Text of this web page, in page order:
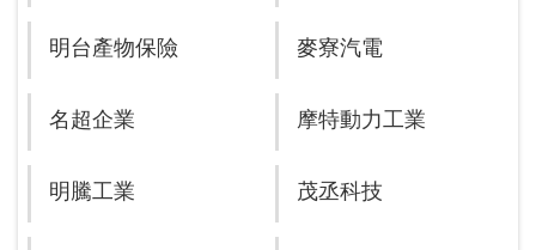
明台產物保險 麥寮汽電
名超企業 摩特動力工業
明騰工業 茂丞科技